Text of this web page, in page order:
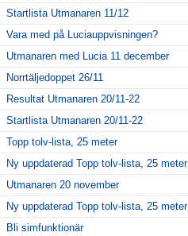
Startlista Utmanaren 11/12
Vara med på Luciauppvisningen?
Utmanaren med Lucia 11 december
Norrtäljedoppet 26/11
Resultat Utmanaren 20/11-22
Startlista Utmanaren 20/11-22
Topp tolv-lista, 25 meter
Ny uppdaterad Topp tolv-lista, 25 meter
Utmanaren 20 november
Ny uppdaterad Topp tolv-lista, 25 meter
Bli simfunktionär